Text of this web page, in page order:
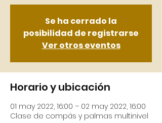
Se ha cerrado la
posibilidad de registrarse
Ver otros eventos
Horario y ubicación
01 may 2022, 16:00 – 02 may 2022, 16:00
Clase de compás y palmas multinivel